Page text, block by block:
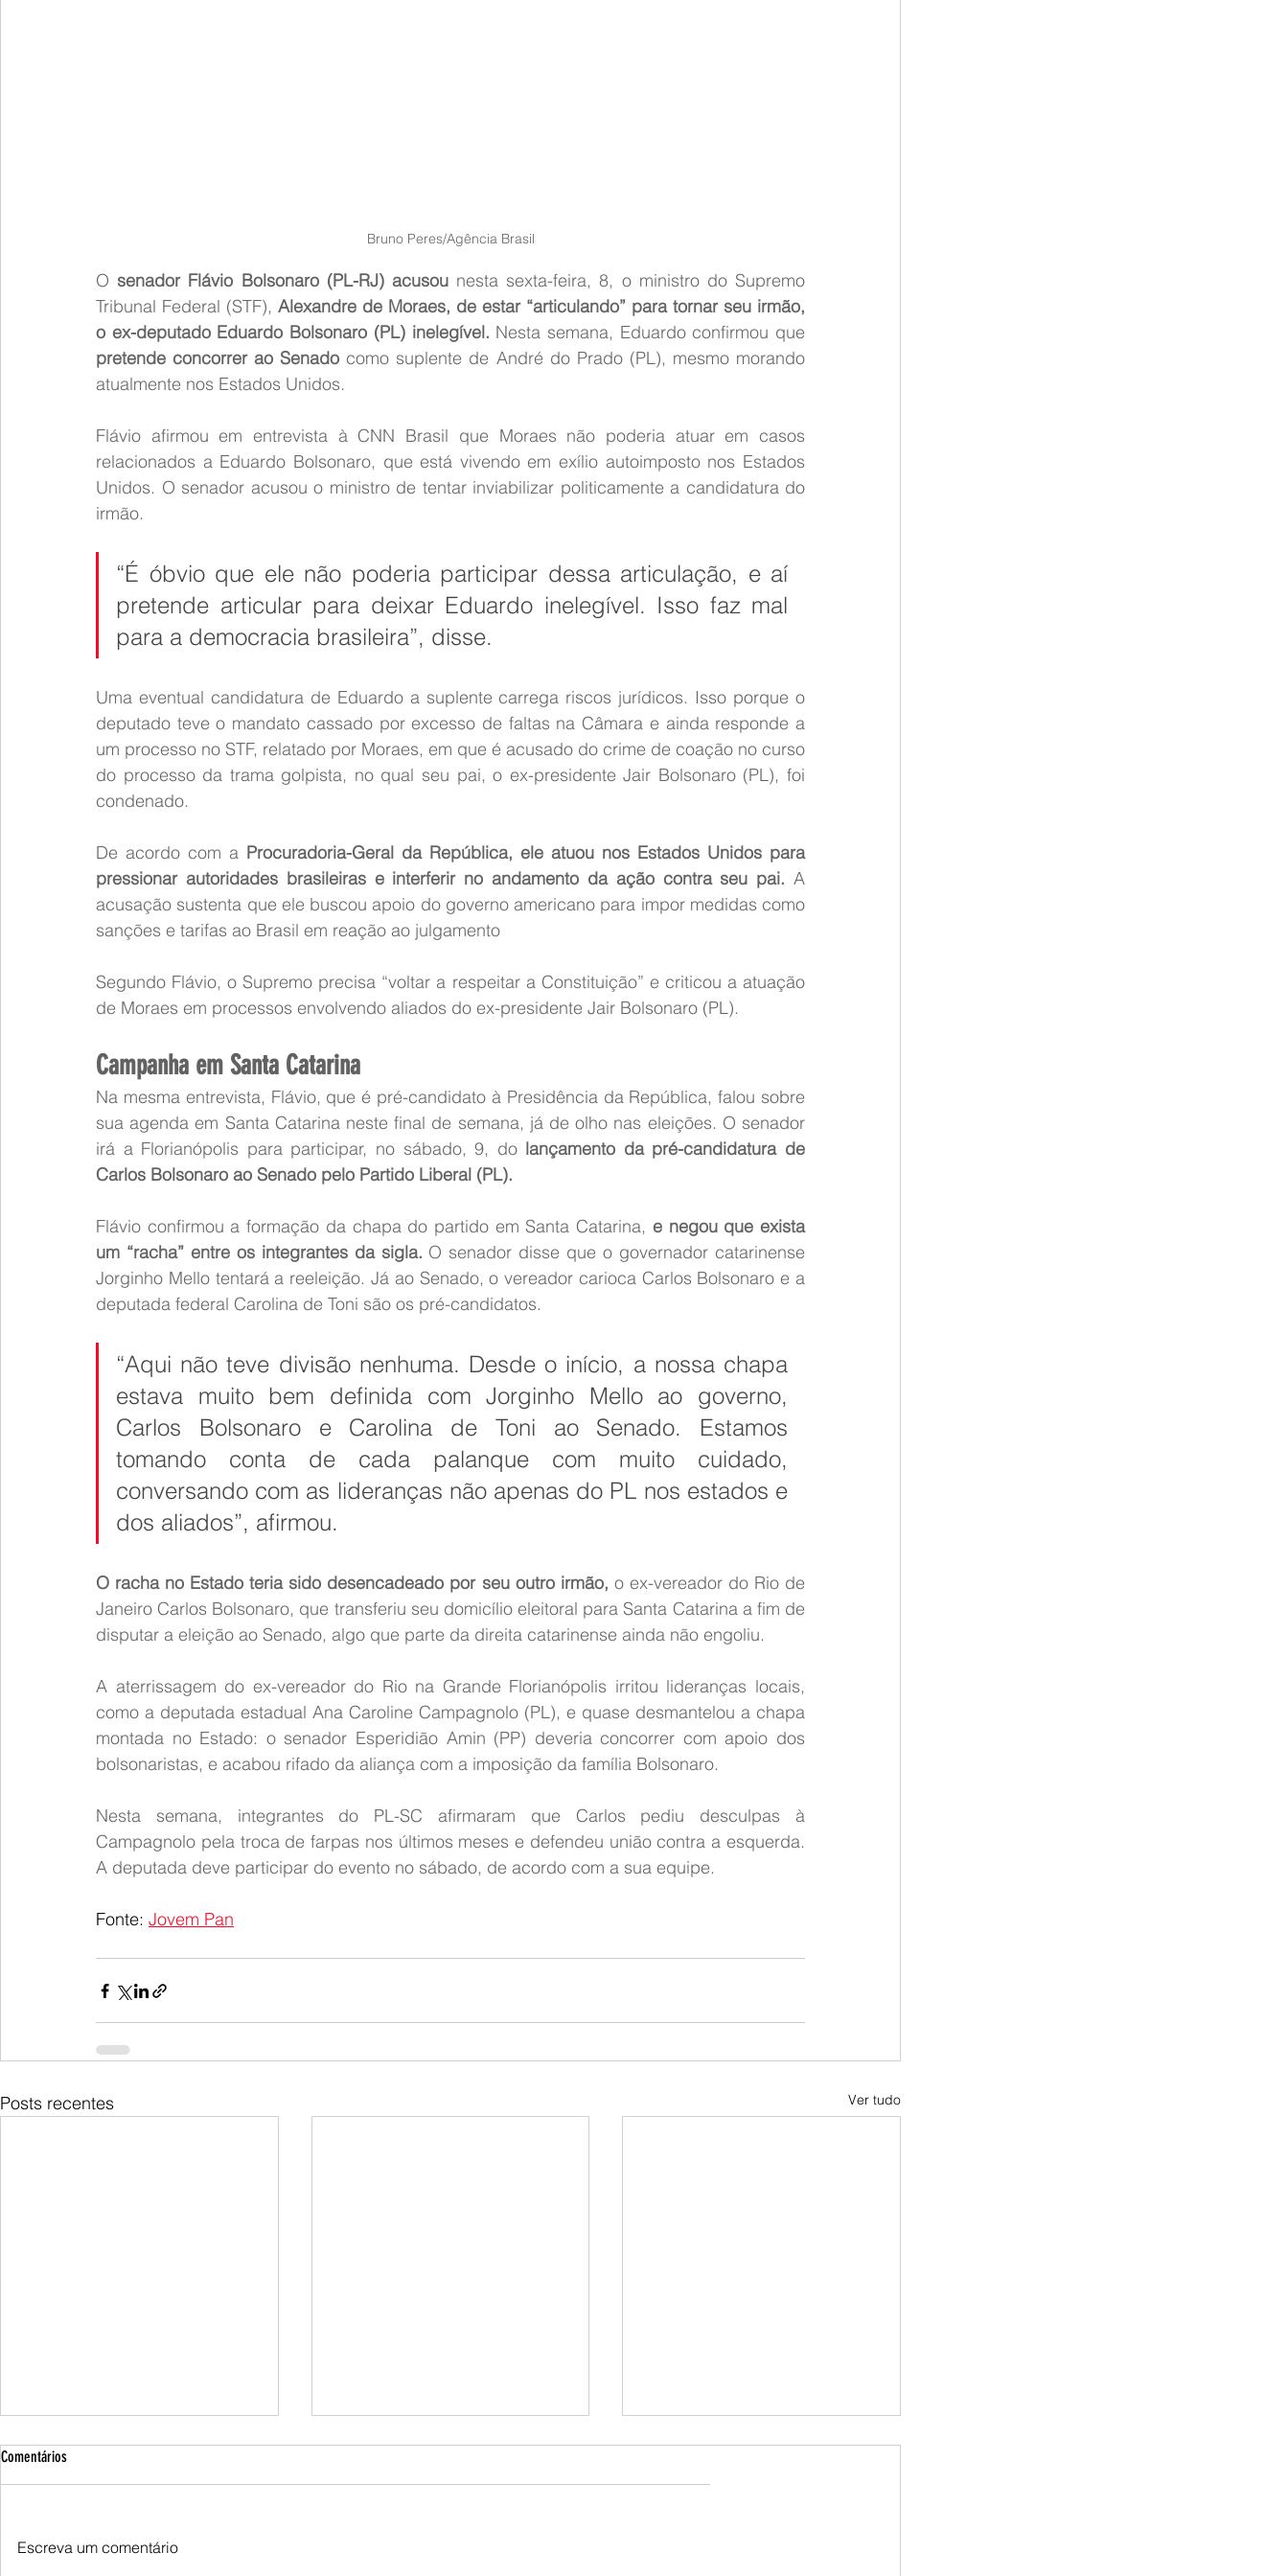
Bruno Peres/Agência Brasil
O senador Flávio Bolsonaro (PL-RJ) acusou nesta sexta-feira, 8, o ministro do Supremo
Tribunal Federal (STF), Alexandre de Moraes, de estar “articulando” para tornar seu irmão,
o ex-deputado Eduardo Bolsonaro (PL) inelegível. Nesta semana, Eduardo confirmou que
pretende concorrer ao Senado como suplente de André do Prado (PL), mesmo morando
atualmente nos Estados Unidos.
Flávio afirmou em entrevista à CNN Brasil que Moraes não poderia atuar em casos
relacionados a Eduardo Bolsonaro, que está vivendo em exílio autoimposto nos Estados
Unidos. O senador acusou o ministro de tentar inviabilizar politicamente a candidatura do
irmão.
“É óbvio que ele não poderia participar dessa articulação, e aí
pretende articular para deixar Eduardo inelegível. Isso faz mal
para a democracia brasileira”, disse.
Uma eventual candidatura de Eduardo a suplente carrega riscos jurídicos. Isso porque o
deputado teve o mandato cassado por excesso de faltas na Câmara e ainda responde a
um processo no STF, relatado por Moraes, em que é acusado do crime de coação no curso
do processo da trama golpista, no qual seu pai, o ex-presidente Jair Bolsonaro (PL), foi
condenado.
De acordo com a Procuradoria-Geral da República, ele atuou nos Estados Unidos para
pressionar autoridades brasileiras e interferir no andamento da ação contra seu pai. A
acusação sustenta que ele buscou apoio do governo americano para impor medidas como
sanções e tarifas ao Brasil em reação ao julgamento
Segundo Flávio, o Supremo precisa “voltar a respeitar a Constituição” e criticou a atuação
de Moraes em processos envolvendo aliados do ex-presidente Jair Bolsonaro (PL).
Campanha em Santa Catarina
Na mesma entrevista, Flávio, que é pré-candidato à Presidência da República, falou sobre
sua agenda em Santa Catarina neste final de semana, já de olho nas eleições. O senador
irá a Florianópolis para participar, no sábado, 9, do lançamento da pré-candidatura de
Carlos Bolsonaro ao Senado pelo Partido Liberal (PL).
Flávio confirmou a formação da chapa do partido em Santa Catarina, e negou que exista
um “racha” entre os integrantes da sigla. O senador disse que o governador catarinense
Jorginho Mello tentará a reeleição. Já ao Senado, o vereador carioca Carlos Bolsonaro e a
deputada federal Carolina de Toni são os pré-candidatos.
“Aqui não teve divisão nenhuma. Desde o início, a nossa chapa
estava muito bem definida com Jorginho Mello ao governo,
Carlos Bolsonaro e Carolina de Toni ao Senado. Estamos
tomando conta de cada palanque com muito cuidado,
conversando com as lideranças não apenas do PL nos estados e
dos aliados”, afirmou.
O racha no Estado teria sido desencadeado por seu outro irmão, o ex-vereador do Rio de
Janeiro Carlos Bolsonaro, que transferiu seu domicílio eleitoral para Santa Catarina a fim de
disputar a eleição ao Senado, algo que parte da direita catarinense ainda não engoliu.
A aterrissagem do ex-vereador do Rio na Grande Florianópolis irritou lideranças locais,
como a deputada estadual Ana Caroline Campagnolo (PL), e quase desmantelou a chapa
montada no Estado: o senador Esperidião Amin (PP) deveria concorrer com apoio dos
bolsonaristas, e acabou rifado da aliança com a imposição da família Bolsonaro.
Nesta semana, integrantes do PL-SC afirmaram que Carlos pediu desculpas à
Campagnolo pela troca de farpas nos últimos meses e defendeu união contra a esquerda.
A deputada deve participar do evento no sábado, de acordo com a sua equipe.
Fonte: Jovem Pan
Posts recentes Ver tudo
Comentários
Escreva um comentário